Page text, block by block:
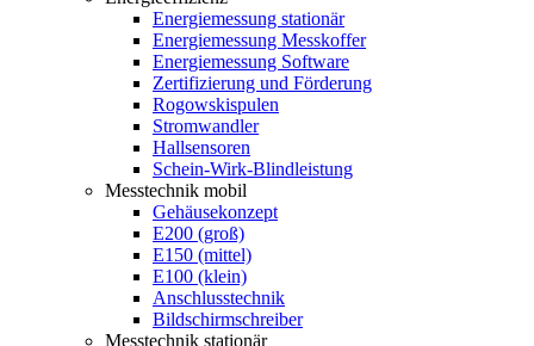
Energiemessung stationär
Energiemessung Messkoffer
Energiemessung Software
Zertifizierung und Förderung
Rogowskispulen
Stromwandler
Hallsensoren
Schein-Wirk-Blindleistung
Messtechnik mobil
Gehäusekonzept
E200 (groß)
E150 (mittel)
E100 (klein)
Anschlusstechnik
Bildschirmschreiber
Messtechnik stationär